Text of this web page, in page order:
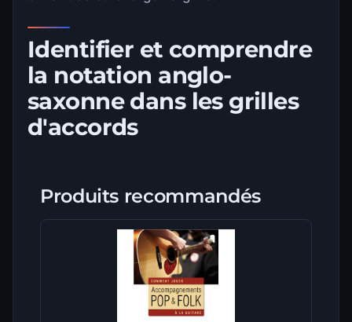
Identifier et comprendre
la notation anglo-
saxonne dans les grilles
d'accords
Produits recommandés